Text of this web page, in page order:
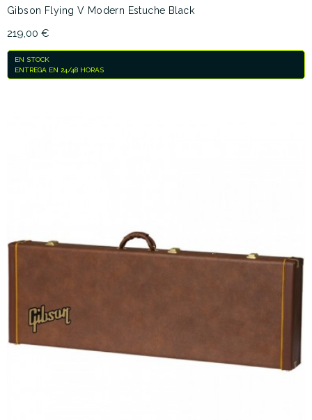
Gibson Flying V Modern Estuche Black
219,00 €
EN STOCK
ENTREGA EN 24/48 HORAS